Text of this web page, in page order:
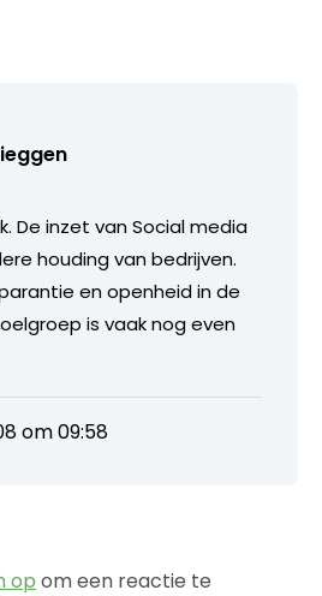
De inzet van Social media
houding van bedrijven.
en openheid in de
is vaak nog even
om 09:58
op om een reactie te